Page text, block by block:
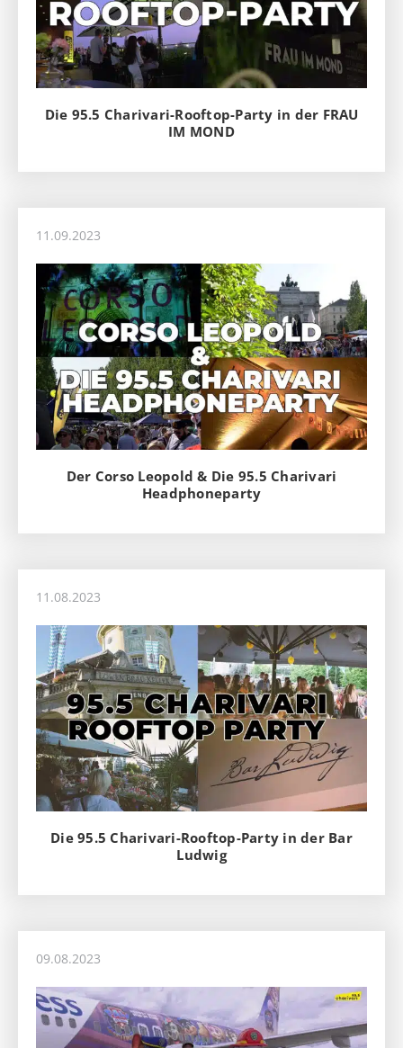
Die 95.5 Charivari-Rooftop-Party in der FRAU
IM MOND
11.09.2023
Der Corso Leopold & Die 95.5 Charivari
Headphoneparty
11.08.2023
Die 95.5 Charivari-Rooftop-Party in der Bar
Ludwig
09.08.2023